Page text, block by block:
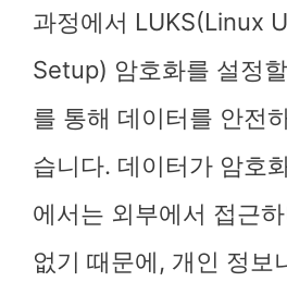
과정에서 LUKS(Linux
Setup) 암호화를 설정
를 통해 데이터를 안전
습니다. 데이터가 암호
에서는 외부에서 접근
없기 때문에, 개인 정보